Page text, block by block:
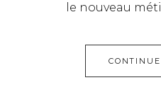
le nouveau